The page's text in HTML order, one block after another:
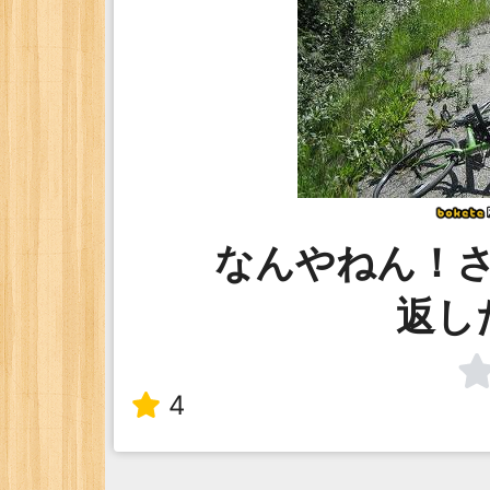
なんやねん！
返し
4